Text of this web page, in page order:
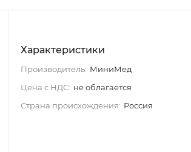
Характеристики
Производитель: МиниМед
Цена с НДС: не облагается
Страна происхождения: Россия